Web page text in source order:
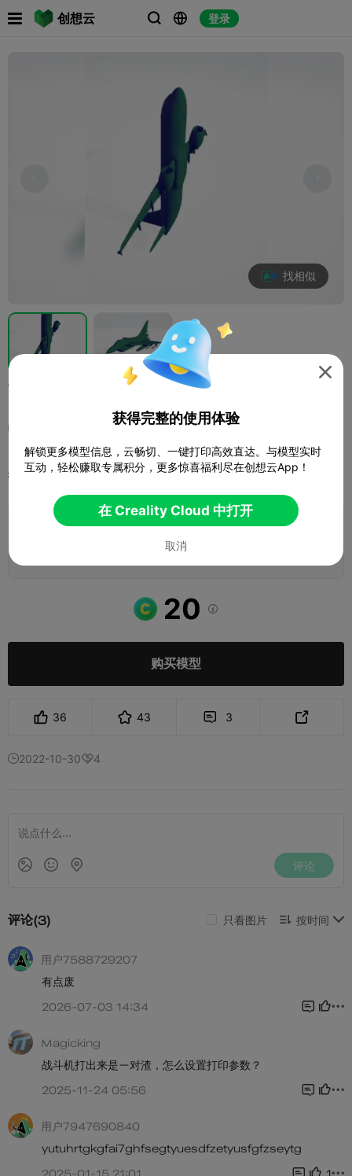
创想云   登录
找相似
飞机
打印配置 添加 爱好与DIY 无人机与飞行器
 添加打印配置
赚取更多积分
20 
购买模型
36 43  3 
2022-10-304

获得完整的使用体验
解锁更多模型信息，云畅切、一键打印高效直达。与模型实时
互动，轻松赚取专属积分，更多惊喜福利尽在创想云App！
在 Creality Cloud 中打开
取消